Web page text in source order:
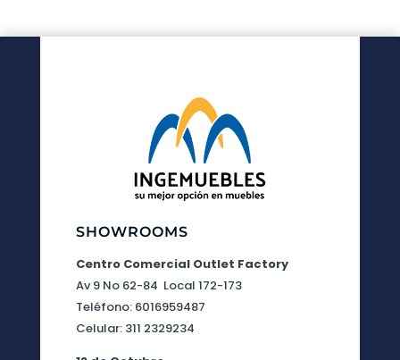
SHOWROOMS
Centro Comercial Outlet Factory
Av 9 No 62-84 Local 172-173
Teléfono: 6016959487
Celular: 311 2329234